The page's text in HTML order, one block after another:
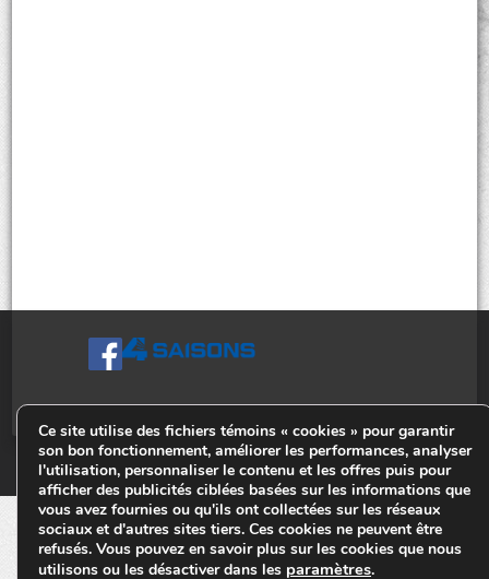
© Tiges 4 Saisons. Tous droits réservés 2013-2026.
Ce site utilise des fichiers témoins « cookies » pour garantir
son bon fonctionnement, améliorer les performances, analyser
l'utilisation, personnaliser le contenu et les offres puis pour
afficher des publicités ciblées basées sur les informations que
vous avez fournies ou qu'ils ont collectées sur les réseaux
sociaux et d'autres sites tiers. Ces cookies ne peuvent être
refusés. Vous pouvez en savoir plus sur les cookies que nous
utilisons ou les désactiver dans les paramètres.